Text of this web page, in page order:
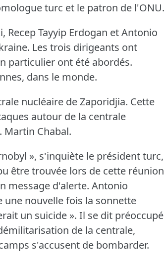
turc et le patron de l'ONU.
Recep Tayyip Erdogan et Antonio
Les trois dirigeants ont
particulier ont été abordés.
dans le monde.
nucléaire de Zaporidjia. Cette
autour de la centrale
Martin Chabal.
», s'inquiète le président turc,
être trouvée lors de cette réunion
message d'alerte. Antonio
nouvelle fois la sonnette
un suicide ». Il se dit préoccupé
de la centrale,
s'accusent de bombarder.